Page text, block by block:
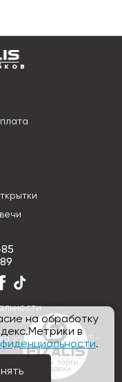
на обработку
в
.
ПДн
защищены © 2015-